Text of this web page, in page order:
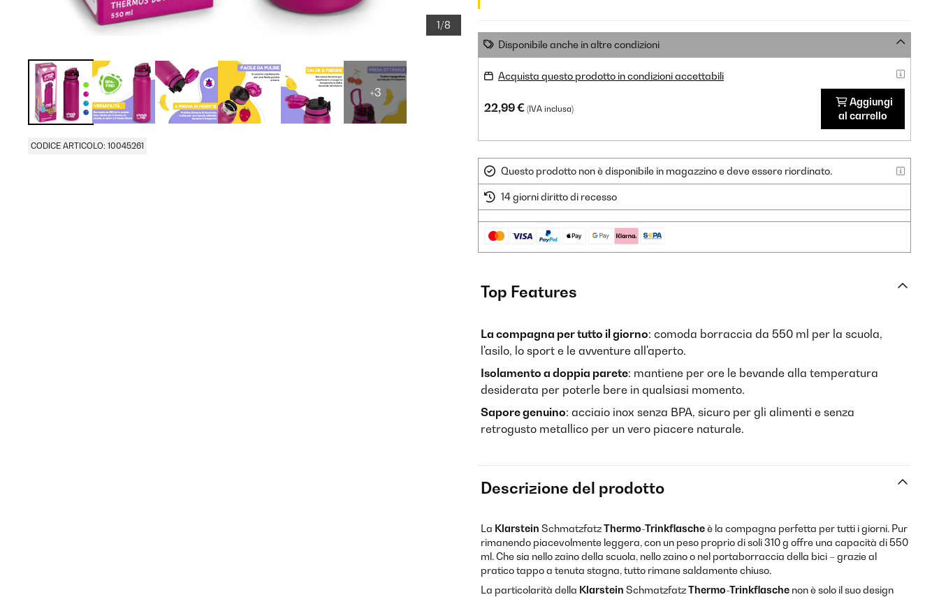
1/8
+3
CODICE ARTICOLO: 10045261
Disponibile anche in altre condizioni
Acquista questo prodotto in condizioni accettabili
22,99 € (IVA inclusa)
Aggiungi
al carrello
Questo prodotto non è disponibile in magazzino e deve essere riordinato.
14 giorni diritto di recesso
Top Features
La compagna per tutto il giorno: comoda borraccia da 550 ml per la scuola,
l'asilo, lo sport e le avventure all'aperto.
Isolamento a doppia parete: mantiene per ore le bevande alla temperatura
desiderata per poterle bere in qualsiasi momento.
Sapore genuino: acciaio inox senza BPA, sicuro per gli alimenti e senza
retrogusto metallico per un vero piacere naturale.
Descrizione del prodotto
La Klarstein SchmatzfatzThermo-Trinkflascheè la compagna perfetta per tutti i giorni. Pur
rimanendo piacevolmente leggera, con un peso proprio di soli 310 g offre una capacità di 550
ml. Che sia nello zaino della scuola, nello zaino o nel portaborraccia della bici – grazie al
pratico tappo a tenuta stagna, tutto rimane saldamente chiuso.
La particolarità della Klarstein SchmatzfatzThermo-Trinkflasche non è solo il suo design